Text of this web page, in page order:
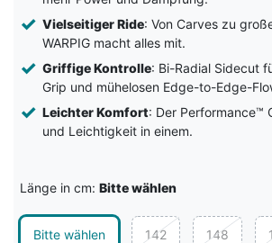
Vielseitiger Ride: Von Carves zu
WARPIG macht alles mit.
Griffige Kontrolle: Bi-Radial Sidecut
Grip und mühelosen Edge-to-Edge-
Leichter Komfort: Der Performance™
und Leichtigkeit in einem.
Länge in cm: Bitte wählen
Bitte wählen 142 148